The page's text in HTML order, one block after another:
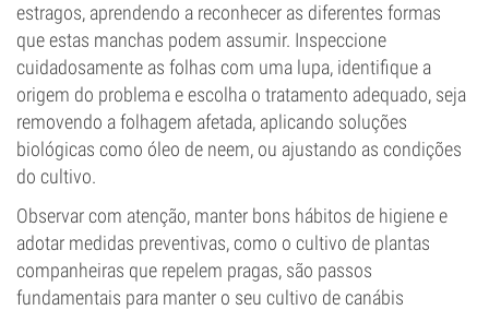
estragos, aprendendo a reconhecer as diferentes formas
que estas manchas podem assumir. Inspeccione
cuidadosamente as folhas com uma lupa, identifique a
origem do problema e escolha o tratamento adequado, seja
removendo a folhagem afetada, aplicando soluções
biológicas como óleo de neem, ou ajustando as condições
do cultivo.
Observar com atenção, manter bons hábitos de higiene e
adotar medidas preventivas, como o cultivo de plantas
companheiras que repelem pragas, são passos
fundamentais para manter o seu cultivo de canábis